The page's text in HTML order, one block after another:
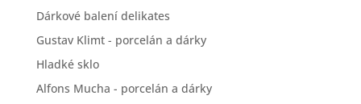
Dárkové balení delikates
Gustav Klimt - porcelán a dárky
Hladké sklo
Alfons Mucha - porcelán a dárky